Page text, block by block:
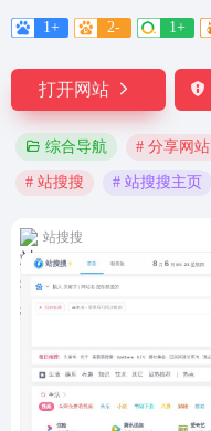
1+ 2- 1+
打开网站
综合导航 # 分享网站
# 站搜搜 # 站搜搜主页
站搜搜